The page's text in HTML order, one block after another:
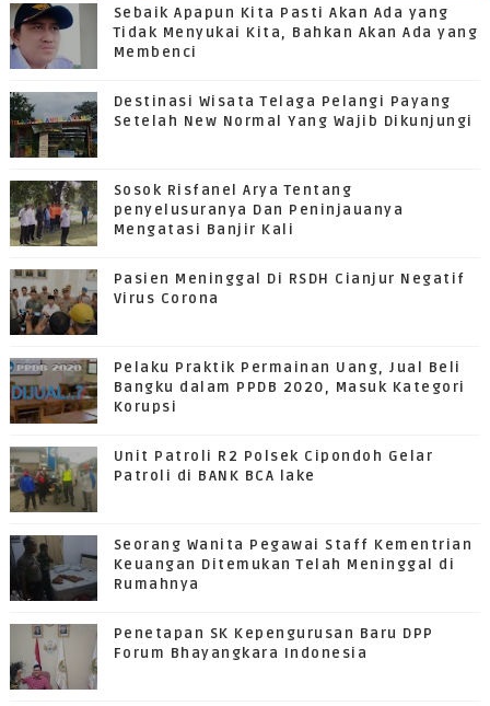
Sebaik Apapun Kita Pasti Akan Ada yang
Tidak Menyukai Kita, Bahkan Akan Ada yang
Membenci
Destinasi Wisata Telaga Pelangi Payang
Setelah New Normal Yang Wajib Dikunjungi
Sosok Risfanel Arya Tentang
penyelusuranya Dan Peninjauanya
Mengatasi Banjir Kali
Pasien Meninggal Di RSDH Cianjur Negatif
Virus Corona
Pelaku Praktik Permainan Uang, Jual Beli
Bangku dalam PPDB 2020, Masuk Kategori
Korupsi
Unit Patroli R2 Polsek Cipondoh Gelar
Patroli di BANK BCA lake
Seorang Wanita Pegawai Staff Kementrian
Keuangan Ditemukan Telah Meninggal di
Rumahnya
Penetapan SK Kepengurusan Baru DPP
Forum Bhayangkara Indonesia